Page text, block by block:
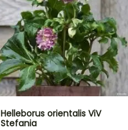
Helleborus orientalis ViV
Stefania